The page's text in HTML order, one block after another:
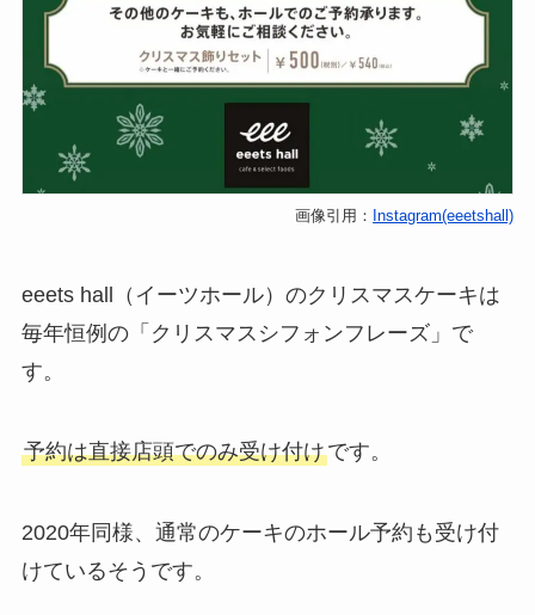
画像引用： Instagram(eeetshall)
eeets hall（イーツホール）のクリスマスケーキは
毎年恒例の「クリスマスシフォンフレーズ」で
す。
予約は直接店頭でのみ受け付けです。
2020年同様、通常のケーキのホール予約も受け付
けているそうです。